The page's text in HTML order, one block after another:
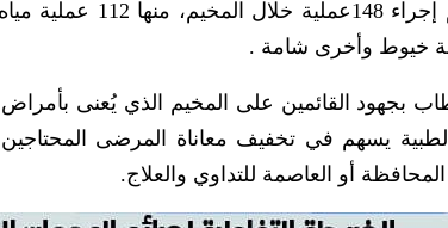
خيوط وأخرى شامة .
بجهود القائمين على المخيم الذي يُعنى بأمراض
الطبية يسهم في تخفيف معاناة المرضى
أو العاصمة للتداوي والعلاج.